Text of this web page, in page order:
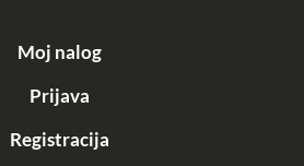
Moj nalog
Prijava
Registracija